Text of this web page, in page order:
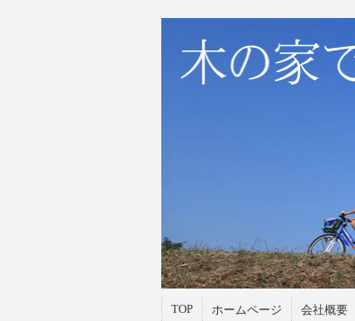
TOP ホームページ 会社概要